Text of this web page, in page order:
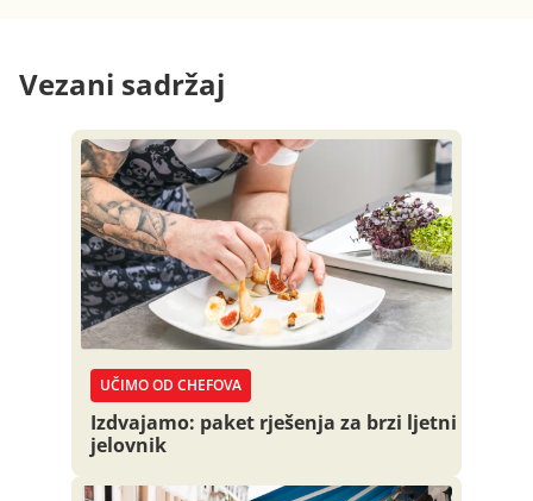
Vezani sadržaj
UČIMO OD CHEFOVA
Izdvajamo: paket rješenja za brzi ljetni
jelovnik